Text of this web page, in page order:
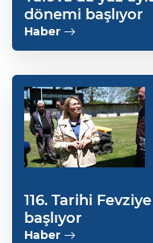
dönemi başlıyor
Haber
116. Tarihi
başlıyor
Haber